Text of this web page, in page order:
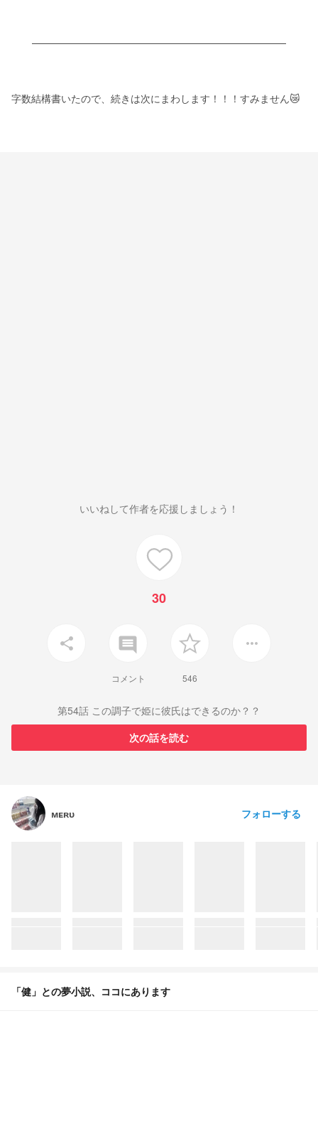
字数結構書いたので、続きは次にまわします！！！すみません😿
いいねして作者を応援しましょう！
30
share insert_comment
コメント 546
more_horiz
第54話 この調子で姫に彼氏はできるのか？？
次の話を読む
ᴍᴇʀᴜ フォローする
「健」との夢小説、ココにあります